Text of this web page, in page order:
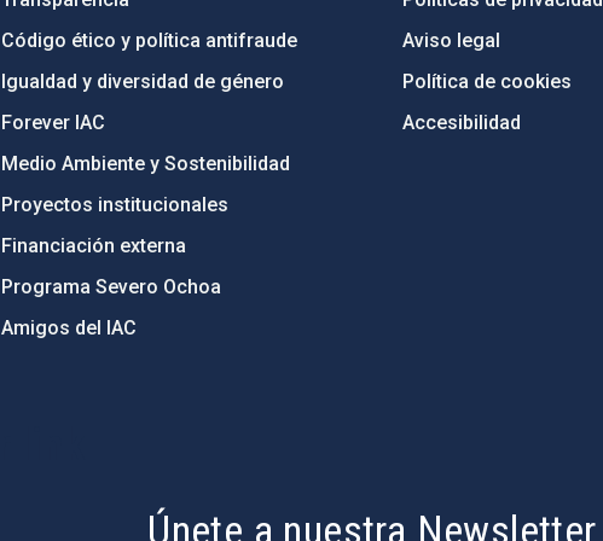
Código ético y política antifraude
Igualdad y diversidad de género
Forever IAC
Medio Ambiente y Sostenibilidad
Proyectos institucionales
Financiación externa
Programa Severo Ochoa
Amigos del IAC
Aviso legal
Política de cookies
Accesibilidad
Únete a nuestra Newsletter